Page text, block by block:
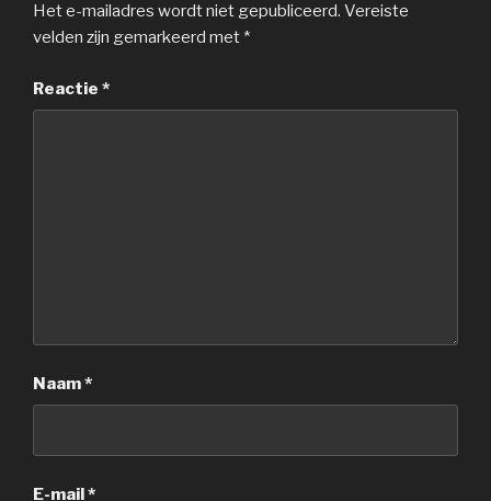
Het e-mailadres wordt niet gepubliceerd. Vereiste
velden zijn gemarkeerd met *
Reactie *
Naam*
E-mail*